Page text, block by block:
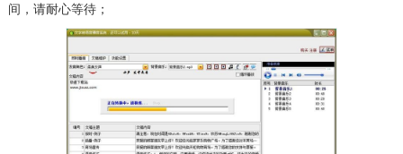
间，请耐心等待；